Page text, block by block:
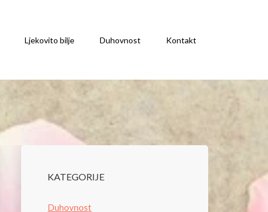
Ljekovito bilje Duhovnost Kontakt
KATEGORIJE
Duhovnost